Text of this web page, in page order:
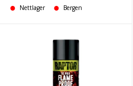
Nettlager Bergen
Flameproof